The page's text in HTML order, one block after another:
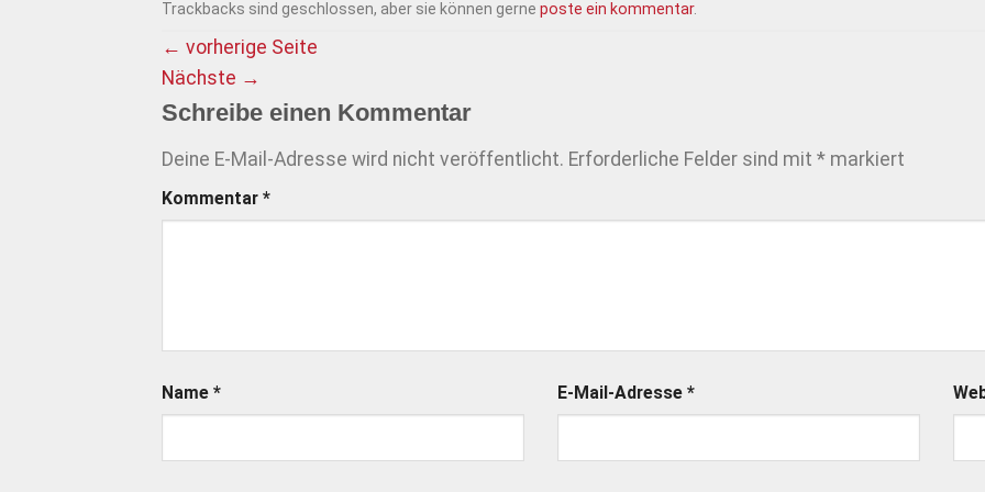
Trackbacks sind geschlossen, aber sie können gerne poste ein kommentar.
← vorherige Seite
Nächste →
Schreibe einen Kommentar
Deine E-Mail-Adresse wird nicht veröffentlicht. Erforderliche Felder sind mit * markiert
Kommentar *
Name * E-Mail-Adresse *